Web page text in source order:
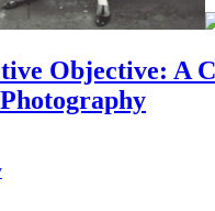
Objective: A